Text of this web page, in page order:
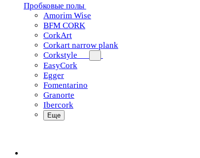
Пробковые полы
Amorim Wise
BFM CORK
CorkArt
Corkart narrow plank
Corkstyle
EasyCork
Egger
Fomentarino
Granorte
Ibercork
Еще